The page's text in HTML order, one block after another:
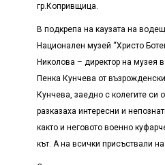
гр.Копривщица.
В подкрепа на каузата на
Национален музей “Христо
Николова – директор на музея
Пенка Кунчева от
Кунчева, заедно с колегите си
разказаха интересни и
както и неговото военно
кът. А на всички присъствали